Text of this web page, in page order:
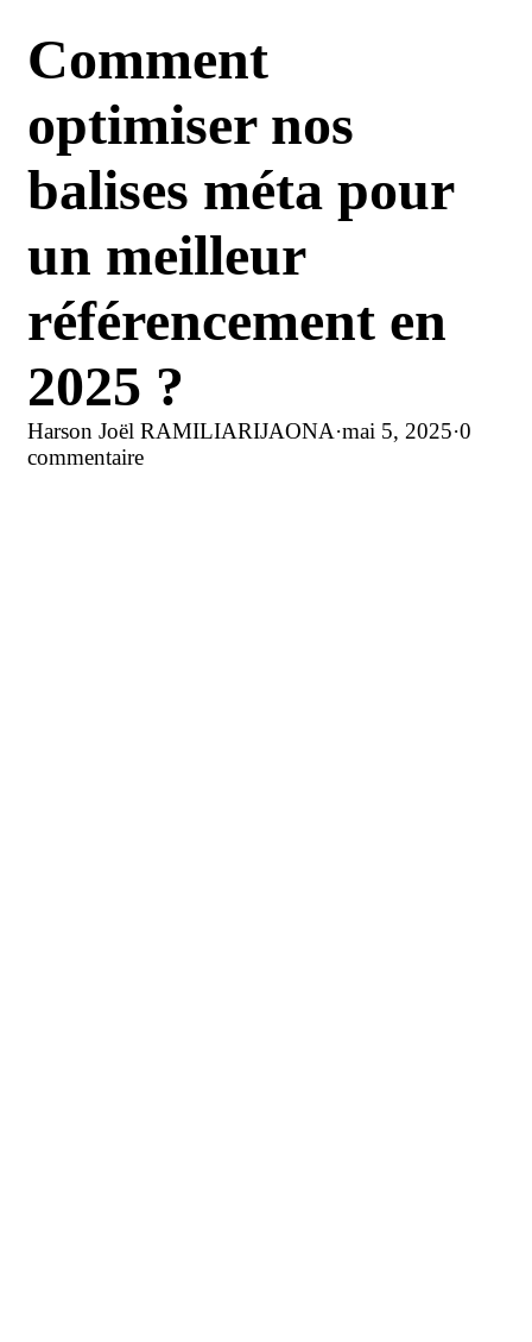
Comment
optimiser nos
balises méta pour
un meilleur
référencement en
2025 ?
Harson Joël RAMILIARIJAONA·mai 5, 2025·0
commentaire